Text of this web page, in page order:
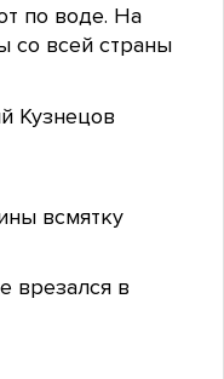
по воде. На
со всей страны
Кузнецов
всмятку
врезался в